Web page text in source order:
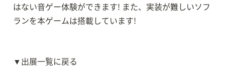
はない音ゲー体験ができます! また、実装が難しいソフ
ランを本ゲームは搭載しています!
▼出展一覧に戻る